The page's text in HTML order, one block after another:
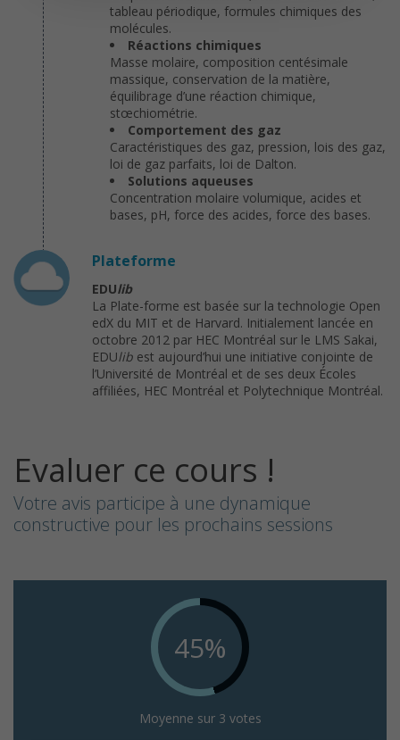
tableau périodique, formules chimiques des
molécules.
Réactions chimiques
Masse molaire, composition centésimale
massique, conservation de la matière,
équilibrage d’une réaction chimique,
stœchiométrie.
Comportement des gaz
Caractéristiques des gaz, pression, lois des gaz,
loi de gaz parfaits, loi de Dalton.
Solutions aqueuses
Concentration molaire volumique, acides et
bases, pH, force des acides, force des bases.
Plateforme
EDUlib
La Plate-forme est basée sur la technologie Open
edX du MIT et de Harvard. Initialement lancée en
octobre 2012 par HEC Montréal sur le LMS Sakai,
EDUlib est aujourd’hui une initiative conjointe de
l’Université de Montréal et de ses deux Écoles
affiliées, HEC Montréal et Polytechnique Montréal.
Evaluer ce cours !
Votre avis participe à une dynamique
constructive pour les prochains sessions
45%
Moyenne sur 3 votes